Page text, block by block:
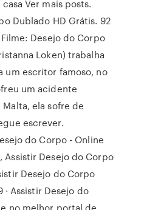
Ver mais posts.
Dublado HD Grátis. 92
Desejo do Corpo
Loken) trabalha
um escritor famoso, no
um acidente
ela sofre de
escrever.
do Corpo - Online
Assistir Desejo do Corpo
Desejo do Corpo
· Assistir Desejo do
no melhor portal de